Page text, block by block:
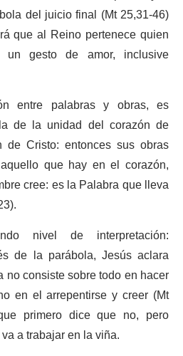
del juicio final (Mt 25,31-46)
que al Reino pertenece quien
gesto de amor, inclusive
entre palabras y obras, es
de la unidad del corazón de
Cristo: entonces sus obras
que hay en el corazón,
cree: es la Palabra que lleva
nivel de interpretación:
de la parábola, Jesús aclara
consiste sobre todo en hacer
en el arrepentirse y creer (Mt
primero dice que no, pero
a trabajar en la viña.